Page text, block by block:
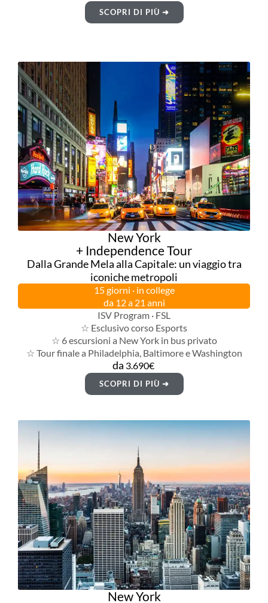
SCOPRI DI PIÙ ➜
New York
+ Independence Tour
Dalla Grande Mela alla Capitale: un viaggio tra
iconiche metropoli
15 giorni · in college
da 12 a 21 anni
ISV Program · FSL
☆ Esclusivo corso Esports
☆ 6 escursioni a New York in bus privato
☆ Tour finale a Philadelphia, Baltimore e Washington
da 3.690€
SCOPRI DI PIÙ ➜
New York